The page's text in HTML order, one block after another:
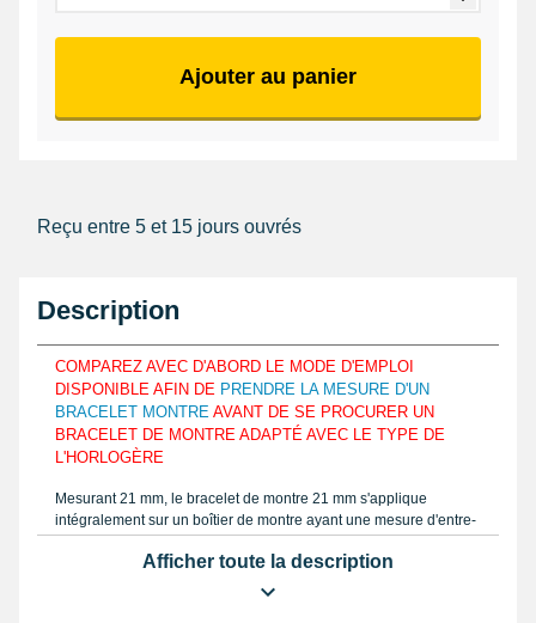
Ajouter au panier
Reçu entre 5 et 15 jours ouvrés
Description
COMPAREZ AVEC D'ABORD LE MODE D'EMPLOI
DISPONIBLE AFIN DE PRENDRE LA MESURE D'UN
BRACELET MONTRE AVANT DE SE PROCURER UN
BRACELET DE MONTRE ADAPTÉ AVEC LE TYPE DE
L'HORLOGÈRE
Mesurant 21 mm, le bracelet de montre 21 mm s'applique
intégralement sur un boîtier de montre ayant une mesure d'entre-
afin de coller aux courbes de votre poignet et de idéalement
l'assembler. Commandez le modèle du bracelet montre que vous
Afficher toute la description